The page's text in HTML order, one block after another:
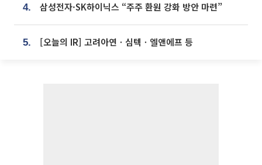
4. 삼성전자·SK하이닉스 “주주 환원 강화 방안 마련”
5. [오늘의 IR] 고려아연ㆍ심텍ㆍ엘앤에프 등